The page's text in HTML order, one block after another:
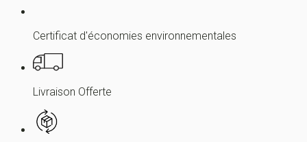
Certificat d'économies environnementales
Livraison Offerte